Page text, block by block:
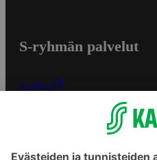
S-ryhmän palvelut
S-ryhmä
Yhteishyvä Ruoka -sovellus